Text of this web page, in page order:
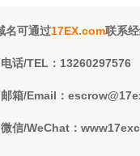
名可通过17EX.com联系
话/TEL：13260297576
箱/Email：
信/WeChat：